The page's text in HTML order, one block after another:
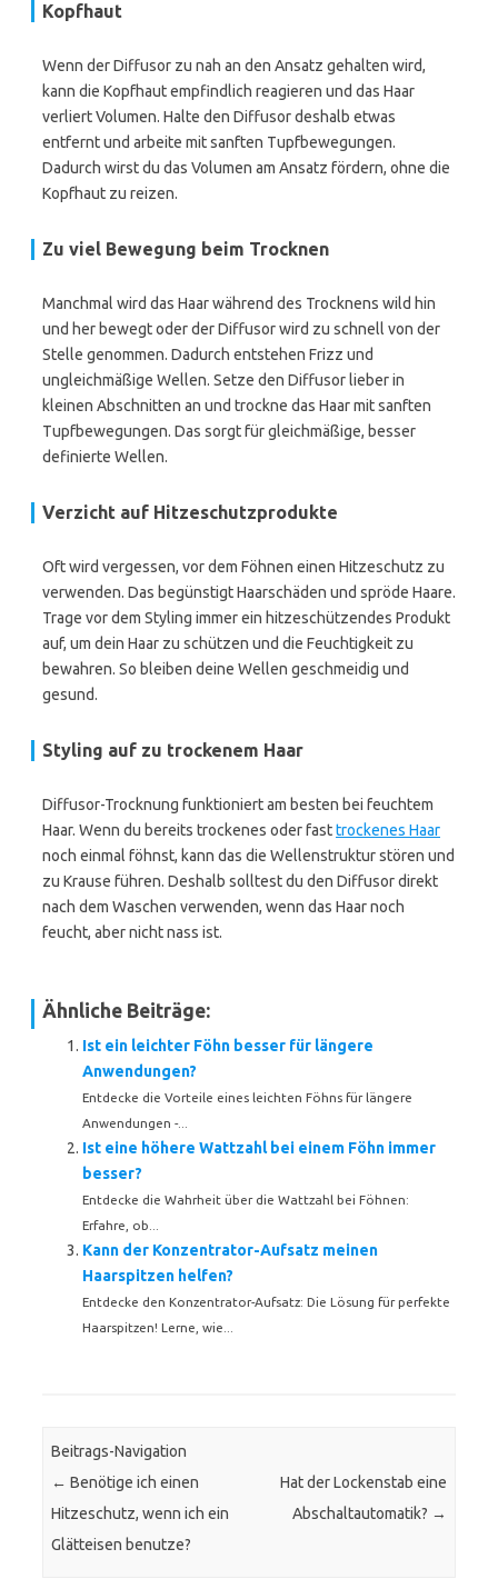
Kopfhaut
Wenn der Diffusor zu nah an den Ansatz gehalten wird,
kann die Kopfhaut empfindlich reagieren und das Haar
verliert Volumen. Halte den Diffusor deshalb etwas
entfernt und arbeite mit sanften Tupfbewegungen.
Dadurch wirst du das Volumen am Ansatz fördern, ohne die
Kopfhaut zu reizen.
Zu viel Bewegung beim Trocknen
Manchmal wird das Haar während des Trocknens wild hin
und her bewegt oder der Diffusor wird zu schnell von der
Stelle genommen. Dadurch entstehen Frizz und
ungleichmäßige Wellen. Setze den Diffusor lieber in
kleinen Abschnitten an und trockne das Haar mit sanften
Tupfbewegungen. Das sorgt für gleichmäßige, besser
definierte Wellen.
Verzicht auf Hitzeschutzprodukte
Oft wird vergessen, vor dem Föhnen einen Hitzeschutz zu
verwenden. Das begünstigt Haarschäden und spröde Haare.
Trage vor dem Styling immer ein hitzeschützendes Produkt
auf, um dein Haar zu schützen und die Feuchtigkeit zu
bewahren. So bleiben deine Wellen geschmeidig und
gesund.
Styling auf zu trockenem Haar
Diffusor-Trocknung funktioniert am besten bei feuchtem
Haar. Wenn du bereits trockenes oder fasttrockenes Haar
noch einmal föhnst, kann das die Wellenstruktur stören und
zu Krause führen. Deshalb solltest du den Diffusor direkt
nach dem Waschen verwenden, wenn das Haar noch
feucht, aber nicht nass ist.
Ähnliche Beiträge:
Ist ein leichter Föhn besser für längere
Anwendungen?
Entdecke die Vorteile eines leichten Föhns für längere
Anwendungen -...
Ist eine höhere Wattzahl bei einem Föhn immer
besser?
Entdecke die Wahrheit über die Wattzahl bei Föhnen:
Erfahre, ob...
Kann der Konzentrator-Aufsatz meinen
Haarspitzen helfen?
Entdecke den Konzentrator-Aufsatz: Die Lösung für perfekte
Haarspitzen! Lerne, wie...
Beitrags-Navigation
← Benötige ich einen
Hitzeschutz, wenn ich ein
Glätteisen benutze?
Hat der Lockenstab eine
Abschaltautomatik? →